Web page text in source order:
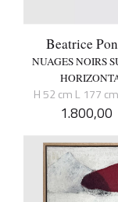
Beatrice
NUAGES NOIRS
H 52 cm L 177
1.800,00